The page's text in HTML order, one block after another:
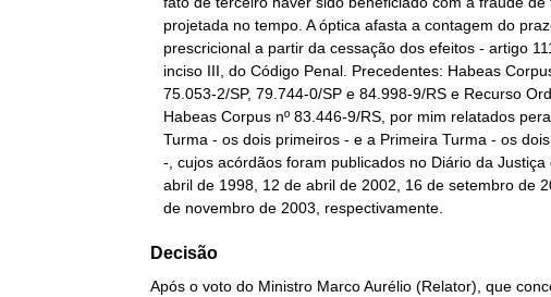
   de novembro de 2003, respectivamente.
Decisão
Após o voto do Ministro Marco Aurélio (Relator), que